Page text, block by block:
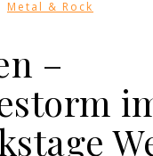
Metal & Rock
–